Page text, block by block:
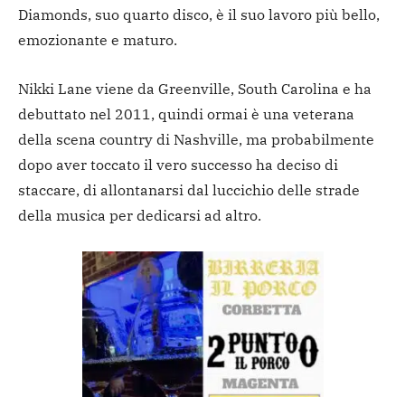
Diamonds, suo quarto disco, è il suo lavoro più bello,
emozionante e maturo.
Nikki Lane viene da Greenville, South Carolina e ha
debuttato nel 2011, quindi ormai è una veterana
della scena country di Nashville, ma probabilmente
dopo aver toccato il vero successo ha deciso di
staccare, di allontanarsi dal luccichio delle strade
della musica per dedicarsi ad altro.